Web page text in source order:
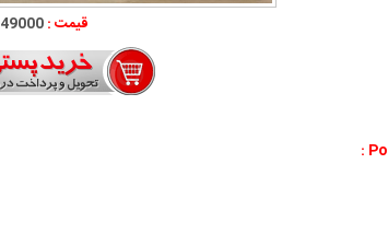
قیمت :49000 تومان